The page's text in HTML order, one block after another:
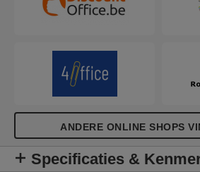
ANDERE ONLINE SHOPS
Specificaties &